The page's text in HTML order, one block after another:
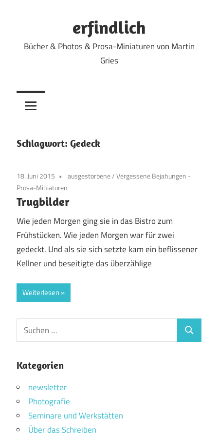
erfindlich
Bücher & Photos & Prosa-Miniaturen von Martin
Gries
Schlagwort: Gedeck
18. Juni 2015 ausgestorbene/Vergessene Bejahungen -
Prosa-Miniaturen
Trugbilder
Wie jeden Morgen ging sie in das Bistro zum
Frühstücken. Wie jeden Morgen war für zwei
gedeckt. Und als sie sich setzte kam ein beflissener
Kellner und beseitigte das überzählige
Weiterlesen
Suchen
nach:
Suchen
Kategorien
newsletter
Photografie
Seminare und Werkstätten
Über das Schreiben